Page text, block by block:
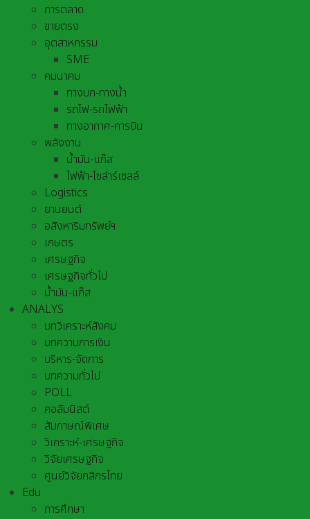
การตลาด
ขายตรง
อุตสาหกรรม
SME
คมนาคม
ทางบก-ทางน้ำ
รถไฟ-รถไฟฟ้า
ทางอากาศ-การบิน
พลังงาน
น้ำมัน-แก๊ส
ไฟฟ้า-โซล่าร์เซลล์
Logistics
ยานยนต์
อสังหาริมทรัพย์ฯ
เกษตร
เศรษฐกิจ
เศรษฐกิจทั่วไป
น้ำมัน-แก๊ส
ANALYS
บทวิเคราะห์สังคม
บทความการเงิน
บริหาร-จัดการ
บทความทั่วไป
POLL
คอลัมนิสต์
สัมภาษณ์พิเศษ
วิเคราะห์-เศรษฐกิจ
วิจัยเศรษฐกิจ
ศูนย์วิจัยกสิกรไทย
Edu
การศึกษา